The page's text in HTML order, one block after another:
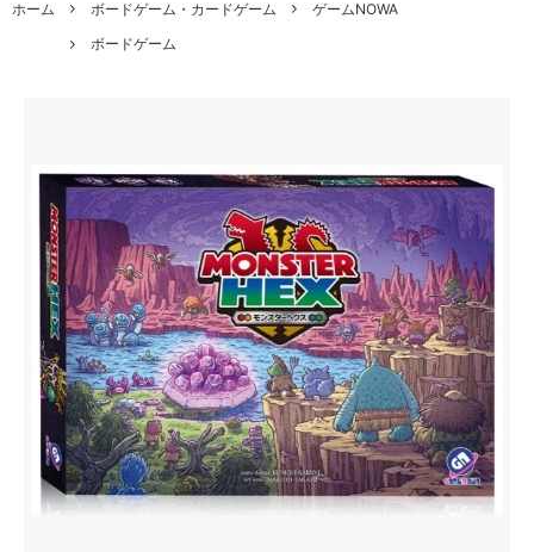
ホーム ボードゲーム・カードゲーム
ゲームNOWA
ボードゲーム